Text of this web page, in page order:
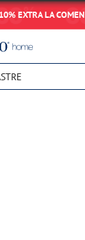
10% EXTRA LA